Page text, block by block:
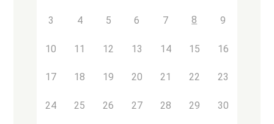
3 4 5 6 7 8 9
10 11 12 13 14 15 16
17 18 19 20 21 22 23
24 25 26 27 28 29 30